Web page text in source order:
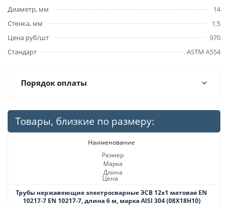
Диаметр, мм
14
Стенка, мм
1,5
Цена руб/шт
970
Стандарт
ASTM A554
Порядок оплаты
Товары, близкие по размеру:
Наименование
Размер
Марка
Длина
Цена
Трубы нержавеющие электросварные ЭСВ 12х1 матовая EN
10217-7 EN 10217-7, длина 6 м, марка AISI 304 (08Х18Н10)